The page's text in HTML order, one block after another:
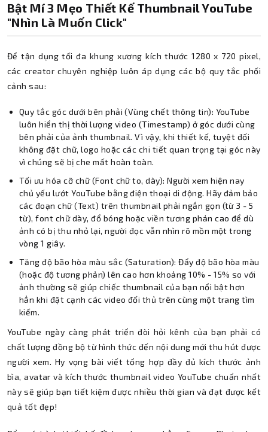
Bật Mí 3 Mẹo Thiết Kế Thumbnail YouTube
"nhìn Là Muốn Click"
Để tận dụng tối đa khung xương kích thước 1280 x 720 pixel,
các creator chuyên nghiệp luôn áp dụng các bộ quy tắc phối
cảnh sau:
Quy tắc góc dưới bên phải (Vùng chết thông tin): YouTube
luôn hiển thị thời lượng video (Timestamp) ở góc dưới cùng
bên phải của ảnh thumbnail. Vì vậy, khi thiết kế, tuyệt đối
không đặt chữ, logo hoặc các chi tiết quan trọng tại góc này
vì chúng sẽ bị che mất hoàn toàn.
Tối ưu hóa cỡ chữ (Font chữ to, dày): Người xem hiện nay
chủ yếu lướt YouTube bằng điện thoại di động. Hãy đảm bảo
các đoạn chữ (Text) trên thumbnail phải ngắn gọn (từ 3 - 5
từ), font chữ dày, đổ bóng hoặc viền tương phản cao để dù
ảnh có bị thu nhỏ lại, người đọc vẫn nhìn rõ mồn một trong
vòng 1 giây.
Tăng độ bão hòa màu sắc (Saturation): Đẩy độ bão hòa màu
(hoặc độ tương phản) lên cao hơn khoảng 10% - 15% so với
ảnh thường sẽ giúp chiếc thumbnail của bạn nổi bật hơn
hẳn khi đặt cạnh các video đối thủ trên cùng một trang tìm
kiếm.
YouTube ngày càng phát triển đòi hỏi kênh của bạn phải có
chất lượng đồng bộ từ hình thức đến nội dung mới thu hút được
người xem. Hy vọng bài viết tổng hợp đầy đủ kích thước ảnh
bìa, avatar và kích thước thumbnail video YouTube chuẩn nhất
này sẽ giúp bạn tiết kiệm được nhiều thời gian và đạt được kết
quả tốt đẹp!